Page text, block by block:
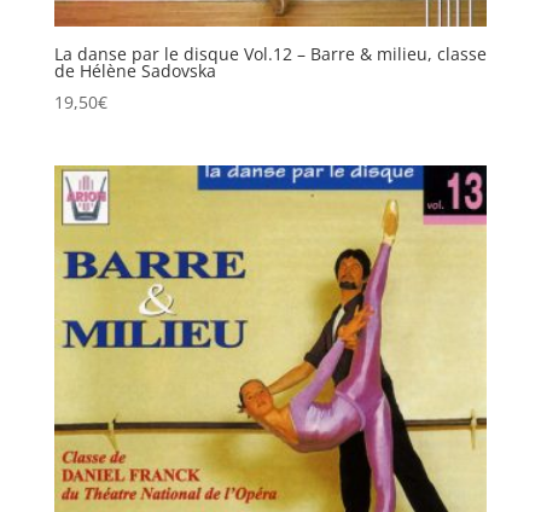
La danse par le disque Vol.12 – Barre & milieu, classe
de Hélène Sadovska
19,50€